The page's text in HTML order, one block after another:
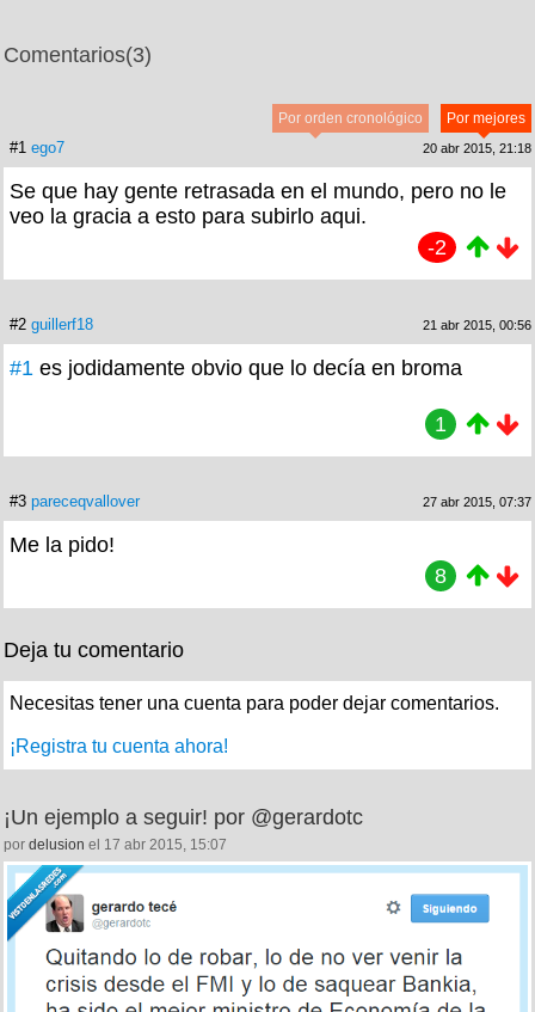
Comentarios(3)
Por mejores
Por orden cronológico
#1 ego7 20 abr 2015, 21:18
Se que hay gente retrasada en el mundo, pero no le
veo la gracia a esto para subirlo aqui.
-2
#2 guillerf18 21 abr 2015, 00:56
#1 es jodidamente obvio que lo decía en broma
1
#3 pareceqvallover 27 abr 2015, 07:37
Me la pido!
8
Deja tu comentario
Necesitas tener una cuenta para poder dejar comentarios.
¡Registra tu cuenta ahora!
¡Un ejemplo a seguir! por @gerardotc
por delusion el 17 abr 2015, 15:07